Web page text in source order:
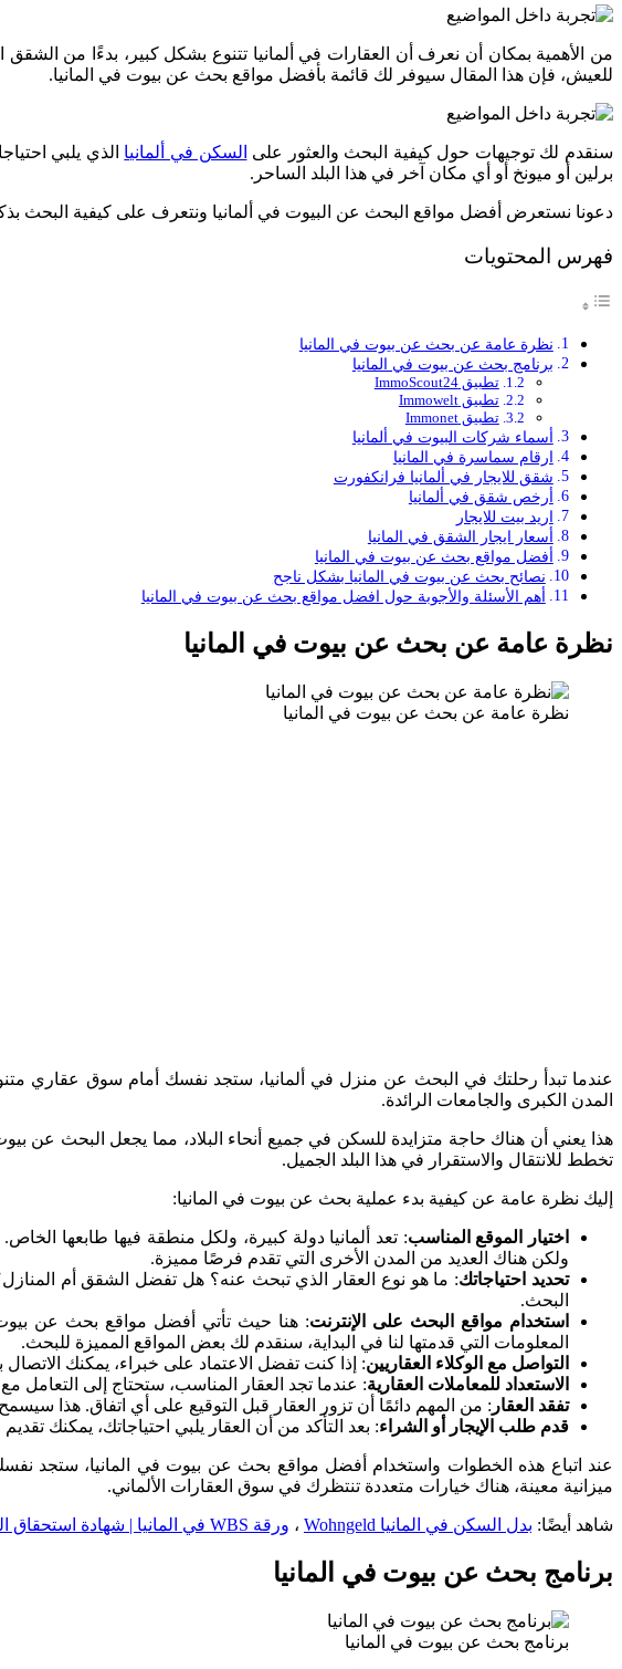
من الأهمية بمكان أن نعرف أن العقارات في ألمانيا تتنوع بشكل كبير، بدءًا من الشقق
للعيش، فإن هذا المقال سيوفر لك قائمة بأفضل مواقع بحث عن بيوت في المانيا.
سنقدم لك توجيهات حول كيفية البحث والعثور على السكن في ألمانيا الذي يلبي
برلين أو ميونخ أو أي مكان آخر في هذا البلد الساحر.
دعونا نستعرض أفضل مواقع البحث عن البيوت في ألمانيا ونتعرف على كيفية البحث
فهرس المحتويات
نظرة عامة عن بحث عن بيوت في المانيا
برنامج بحث عن بيوت في المانيا
تطبيق ImmoScout24
تطبيق Immowelt
تطبيق Immonet
أسماء شركات البيوت في ألمانيا
ارقام سماسرة في المانيا
شقق للايجار في ألمانيا فرانكفورت
أرخص شقق في ألمانيا
اريد بيت للايجار
أسعار ايجار الشقق في المانيا
أفضل مواقع بحث عن بيوت في المانيا
نصائح بحث عن بيوت في المانيا بشكل ناجح
أهم الأسئلة والأجوبة حول افضل مواقع بحث عن بيوت في المانيا
نظرة عامة عن بحث عن بيوت في المانيا
نظرة عامة عن بحث عن بيوت في المانيا
عندما تبدأ رحلتك في البحث عن منزل في ألمانيا، ستجد نفسك أمام سوق عقاري
المدن الكبرى والجامعات الرائدة.
هذا يعني أن هناك حاجة متزايدة للسكن في جميع أنحاء البلاد، مما يجعل البحث عن
تخطط للانتقال والاستقرار في هذا البلد الجميل.
إليك نظرة عامة عن كيفية بدء عملية بحث عن بيوت في المانيا:
اختيار الموقع المناسب: تعد ألمانيا دولة كبيرة، ولكل منطقة فيها طابعها
ولكن هناك العديد من المدن الأخرى التي تقدم فرصًا مميزة.
تحديد احتياجاتك: ما هو نوع العقار الذي تبحث عنه؟ هل تفضل الشقق أم
البحث.
استخدام مواقع البحث على الإنترنت: هنا حيث تأتي أفضل مواقع بحث عن بيوت
المعلومات التي قدمتها لنا في البداية، سنقدم لك بعض المواقع المميزة للبحث.
التواصل مع الوكلاء العقاريين: إذا كنت تفضل الاعتماد على خبراء، يمكنك
الاستعداد للمعاملات العقارية: عندما تجد العقار المناسب، ستحتاج إلى التعامل
تفقد العقار : من المهم دائمًا أن تزور العقار قبل التوقيع على أي اتفاق. هذا
قدم طلب الإيجار أو الشراء: بعد التأكد من أن العقار يلبي احتياجاتك، يمكنك
عند اتباع هذه الخطوات واستخدام أفضل مواقع بحث عن بيوت في المانيا، ستجد
ميزانية معينة، هناك خيارات متعددة تنتظرك في سوق العقارات الألماني.
شاهد أيضًا: بدل السكن في المانيا Wohngeld ، ورقة WBS في المانيا | شهادة استحقاق السكن الحكومي المدعوم
برنامج بحث عن بيوت في المانيا
برنامج بحث عن بيوت في المانيا